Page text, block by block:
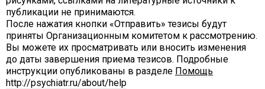
публикации не принимаются.
После нажатия кнопки «Отправить» тезисы будут
приняты Организационным комитетом к рассмотрению.
Вы можете их просматривать или вносить изменения
до даты завершения приема тезисов. Подробные
инструкции опубликованы в разделе Помощь
http://psychiatr.ru/about/help